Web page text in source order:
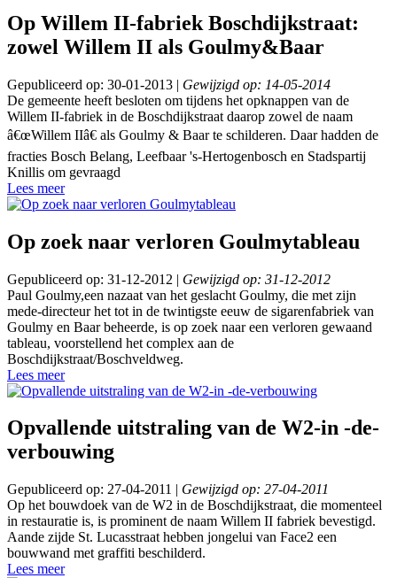
Op Willem II-fabriek Boschdijkstraat:
zowel Willem II als Goulmy&Baar
Gepubliceerd op: 30-01-2013 | Gewijzigd op: 14-05-2014
De gemeente heeft besloten om tijdens het opknappen van de
Willem II-fabriek in de Boschdijkstraat daarop zowel de naam
â€œWillem IIâ€ als Goulmy & Baar te schilderen. Daar hadden de
fracties Bosch Belang, Leefbaar 's-Hertogenbosch en Stadspartij
Knillis om gevraagd
Lees meer
Op zoek naar verloren Goulmytableau
Gepubliceerd op: 31-12-2012 | Gewijzigd op: 31-12-2012
Paul Goulmy,een nazaat van het geslacht Goulmy, die met zijn
mede-directeur het tot in de twintigste eeuw de sigarenfabriek van
Goulmy en Baar beheerde, is op zoek naar een verloren gewaand
tableau, voorstellend het complex aan de
Boschdijkstraat/Boschveldweg.
Lees meer
Opvallende uitstraling van de W2-in -de-
verbouwing
Gepubliceerd op: 27-04-2011 | Gewijzigd op: 27-04-2011
Op het bouwdoek van de W2 in de Boschdijkstraat, die momenteel
in restauratie is, is prominent de naam Willem II fabriek bevestigd.
Aande zijde St. Lucasstraat hebben jongelui van Face2 een
bouwwand met graffiti beschilderd.
Lees meer